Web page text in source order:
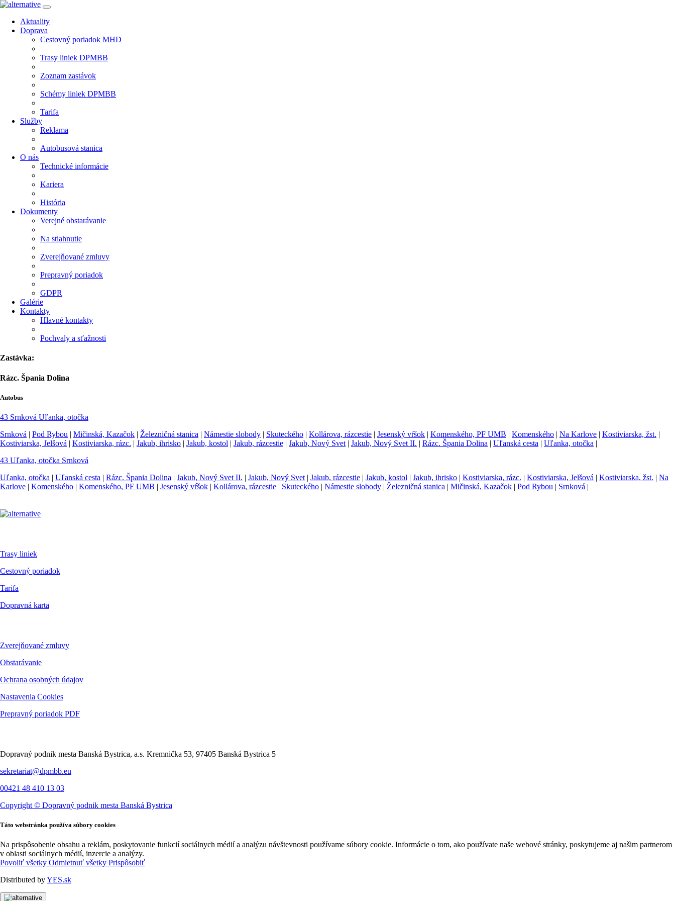
Aktuality
Doprava
Cestovný poriadok MHD
Trasy liniek DPMBB
Zoznam zastávok
Schémy liniek DPMBB
Tarifa
Služby
Reklama
Autobusová stanica
O nás
Technické informácie
Kariera
História
Dokumenty
Verejné obstarávanie
Na stiahnutie
Zverejňované zmluvy
Prepravný poriadok
GDPR
Galérie
Kontakty
Hlavné kontakty
Pochvaly a sťažnosti
Zastávka:
Rázc. Špania Dolina
Autobus
43 Srnková Uľanka, otočka
Srnková | Pod Rybou | Mičinská, Kazačok | Železničná stanica | Námestie slobody | Skuteckého | Kollárova, rázcestie | Jesenský vŕšok | Komenského, PF UMB | Komenského | Na Karlove | Kostiviarska, žst. |
Kostiviarska, Jelšová | Kostiviarska, rázc. | Jakub, ihrisko | Jakub, kostol | Jakub, rázcestie | Jakub, Nový Svet | Jakub, Nový Svet II. | Rázc. Špania Dolina | Uľanská cesta | Uľanka, otočka |
43 Uľanka, otočka Srnková
Uľanka, otočka | Uľanská cesta | Rázc. Špania Dolina | Jakub, Nový Svet II. | Jakub, Nový Svet | Jakub, rázcestie | Jakub, kostol | Jakub, ihrisko | Kostiviarska, rázc. | Kostiviarska, Jelšová | Kostiviarska, žst. | Na
Karlove | Komenského | Komenského, PF UMB | Jesenský vŕšok | Kollárova, rázcestie | Skuteckého | Námestie slobody | Železničná stanica | Mičinská, Kazačok | Pod Rybou | Srnková |
Trasy liniek
Cestovný poriadok
Tarifa
Dopravná karta
Zverejňované zmluvy
Obstarávanie
Ochrana osobných údajov
Nastavenia Cookies
Prepravný poriadok PDF
Dopravný podnik mesta Banská Bystrica, a.s. Kremnička 53, 97405 Banská Bystrica 5
sekretariat@dpmbb.eu
00421 48 410 13 03
Copyright © Dopravný podnik mesta Banská Bystrica
Táto webstránka používa súbory cookies
Na prispôsobenie obsahu a reklám, poskytovanie funkcií sociálnych médií a analýzu návštevnosti používame súbory cookie. Informácie o tom, ako používate naše webové stránky, poskytujeme aj našim partnerom
v oblasti sociálnych médií, inzercie a analýzy.
Povoliť všetky Odmietnuť všetky Prispôsobiť
Distributed byYES.sk